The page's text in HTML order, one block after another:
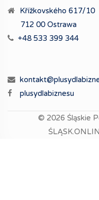
Křížkovského 617/10
712 00 Ostrawa
+48 533 399 344
plusydlabiznesu
© 2026 Śląskie